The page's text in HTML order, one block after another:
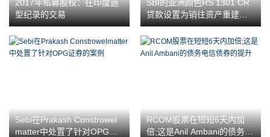
2017年私募股权：在印度造
型纪录的交易
SBI的亚洲颜色RS 1301 CR
贷款设置为销往资产重建群
体
Sebi在Prakash Constrowel
matter中处置了针对OPG证
RCOM股票在短短6天内加
倍;这是Anil Ambani的债务电